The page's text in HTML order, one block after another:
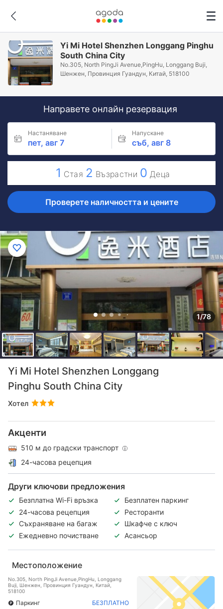
Yi Mi Hotel Shenzhen Longgang Pinghu
South China City
No.305, North PingJi Avenue,PingHu, Longgang Buji,
Шeнжeн, Провинция Гуандун, Китай, 518100
Направете онлайн резервация
Настаняване
пет, авг 7
Напускане
съб, авг 8
1 Стая 2 Възрастни 0 Деца
Проверете наличността и цените
1/78
Yi Mi Hotel Shenzhen Longgang
Pinghu South China City
Хотел
Акценти
510 м до градски транспорт
24-часова рецепция
Други ключови предложения
Безплатна Wi-Fi връзка
Безплатен паркинг
24-часова рецепция
Ресторанти
Съхраняване на багаж
Шкафче с ключ
Ежедневно почистване
Асансьор
Местоположение
No.305, North PingJi Avenue,PingHu, Longgang
Buji, Шeнжeн, Провинция Гуандун, Китай,
518100
Паркинг
БЕЗПЛАТНО